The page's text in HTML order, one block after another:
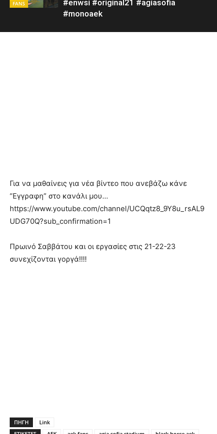
FANS
#enwsi #original21 #agiasofia
#monoaek
Για να μαθαίνεις για νέα βίντεο που ανεβάζω κάνε
“Εγγραφη” στο κανάλι μου…
https://www.youtube.com/channel/UCQqtz8_9Y8u_rsAL9
UDG70Q?sub_confirmation=1
Πρωινό Σαββάτου και οι εργασίες στις 21-22-23
συνεχίζονται γοργά!!!!
ΠΗΓΗ
Link